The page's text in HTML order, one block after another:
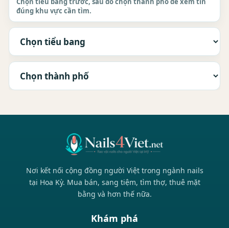
đúng khu vực cần tìm.
Nơi kết nối cộng đồng người Việt trong ngành nails
tại Hoa Kỳ. Mua bán, sang tiệm, tìm thợ, thuê mặt
bằng và hơn thế nữa.
Khám phá